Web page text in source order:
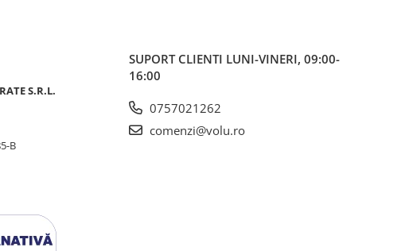
S.R.L.
B
SUPORT CLIENTI LUNI-VINERI, 09:00-
16:00
0757021262
comenzi@volu.ro